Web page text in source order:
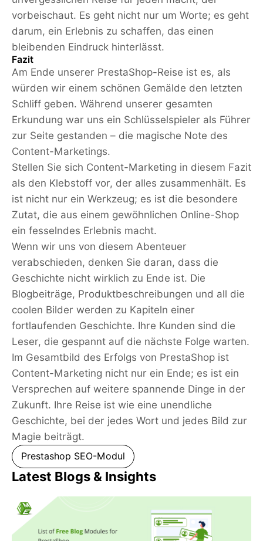
vorbeischaut. Es geht nicht nur um Worte; es geht
darum, ein Erlebnis zu schaffen, das einen
bleibenden Eindruck hinterlässt.
Fazit
Am Ende unserer PrestaShop-Reise ist es, als
würden wir einem schönen Gemälde den letzten
Schliff geben. Während unserer gesamten
Erkundung war uns ein Schlüsselspieler als Führer
zur Seite gestanden – die magische Note des
Content-Marketings.
Stellen Sie sich Content-Marketing in diesem Fazit
als den Klebstoff vor, der alles zusammenhält. Es
ist nicht nur ein Werkzeug; es ist die besondere
Zutat, die aus einem gewöhnlichen Online-Shop
ein fesselndes Erlebnis macht.
Wenn wir uns von diesem Abenteuer
verabschieden, denken Sie daran, dass die
Geschichte nicht wirklich zu Ende ist. Die
Blogbeiträge, Produktbeschreibungen und all die
coolen Bilder werden zu Kapiteln einer
fortlaufenden Geschichte. Ihre Kunden sind die
Leser, die gespannt auf die nächste Folge warten.
Im Gesamtbild des Erfolgs von PrestaShop ist
Content-Marketing nicht nur ein Ende; es ist ein
Versprechen auf weitere spannende Dinge in der
Zukunft. Ihre Reise ist wie eine unendliche
Geschichte, bei der jedes Wort und jedes Bild zur
Magie beiträgt.
Prestashop SEO-Modul
Latest Blogs & Insights